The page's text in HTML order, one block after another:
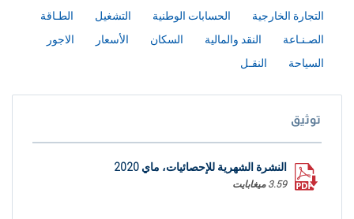
التجارة الخارجية
الحسابات الوطنية التشغيل
الطـاقة
الصـنـاعة
النقد والمالية السكان الأسعار
الاجور
السياحة
النقـل
توثيق
النشرة الشهرية للإحصائيات، ماي 2020
3.59 ميغابايت